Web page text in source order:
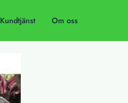
Kundtjänst Om oss